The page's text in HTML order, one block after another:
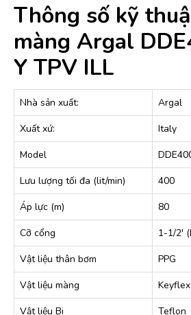
Thông số kỹ
màng Argal
Y TPV ILL
Nhà sản xuất:
Argal
Xuất xứ:
Italy
Model
Lưu lượng tối đa (lit/min)
400
Áp lực (m)
80
Cỡ cổng
1-1/2′
Vật liệu thân bơm
PPG
Vật liệu màng
Vật liệu Bi
Teflon